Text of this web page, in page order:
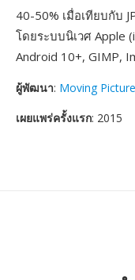
40-50% เมื่อเทียบกับ
โดยระบบนิเวศ Apple
Android 10+, GIMP,
ผู้พัฒนา: Moving
เผยแพร่ครั้งแรก: 2015